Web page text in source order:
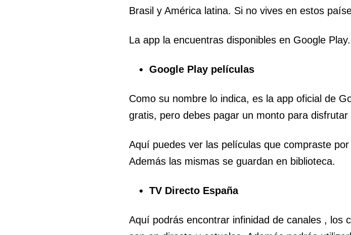
Brasil y América latina. Si no vives en estos
La app la encuentras disponibles en Google Play.
Google Play películas
Como su nombre lo indica, es la app oficial de
gratis, pero debes pagar un monto para disfrutar
Aquí puedes ver las películas que compraste
Además las mismas se guardan en biblioteca.
TV Directo España
Aquí podrás encontrar infinidad de canales , los